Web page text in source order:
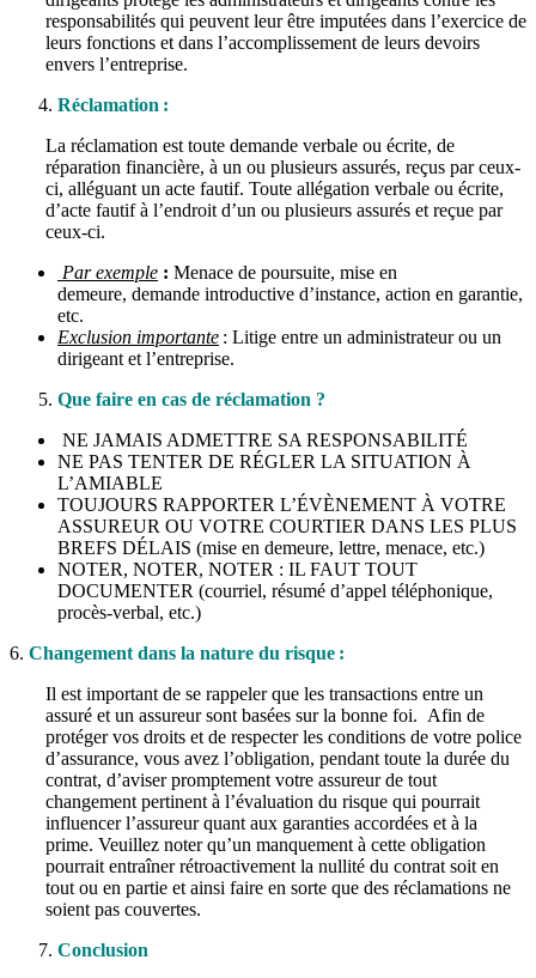
responsabilités qui peuvent leur être imputées dans l’exercice de
leurs fonctions et dans l’accomplissement de leurs devoirs
envers l’entreprise.
Réclamation :
La réclamation est toute demande verbale ou écrite, de
réparation financière, à un ou plusieurs assurés, reçus parceux-
ci, alléguant un acte fautif. Toute allégation verbale ou écrite,
d’acte fautif à l’endroit d’un ou plusieurs assurés et reçue par
ceux-ci.
Par exemple : Menace de poursuite, mise en
demeure, demande introductive d’instance, action en garantie,
etc.
Exclusion importante : Litige entre un administrateur ou un
dirigeant et l’entreprise.
Que faire en cas de réclamation ?
NE JAMAIS ADMETTRE SA RESPONSABILITÉ
NE PAS TENTER DE RÉGLER LA SITUATION À
L’AMIABLE
TOUJOURS RAPPORTER L’ÉVÈNEMENT À VOTRE
ASSUREUR OU VOTRE COURTIER DANS LES PLUS
BREFS DÉLAIS (mise en demeure, lettre, menace, etc.)
NOTER, NOTER, NOTER : IL FAUT TOUT
DOCUMENTER (courriel, résumé d’appel téléphonique,
procès-verbal, etc.)
6. Changement dans la nature du risque :
Il est important de se rappeler que les transactions entre un
assuré et un assureur sont basées sur la bonne foi. Afin de
protéger vos droits et de respecter les conditions de votre police
d’assurance, vous avez l’obligation, pendant toute la durée du
contrat, d’aviser promptement votre assureur de tout
changement pertinent à l’évaluation du risque qui pourrait
influencer l’assureur quant aux garanties accordées et à la
prime. Veuillez noter qu’un manquement à cette obligation
pourrait entraîner rétroactivement la nullité du contrat soit en
tout ou en partie et ainsi faire en sorte que des réclamations ne
soient pas couvertes.
Conclusion